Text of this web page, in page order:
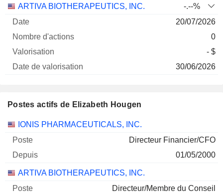
ARTIVA BIOTHERAPEUTICS, INC.
-.--%
20/07/2026
0
- $
30/06/2026
Postes actifs de Elizabeth Hougen
Sociétés Poste Début
IONIS PHARMACEUTICALS, INC.
Directeur Financier/CFO
01/05/2000
ARTIVA BIOTHERAPEUTICS, INC.
Directeur/Membre du Conseil